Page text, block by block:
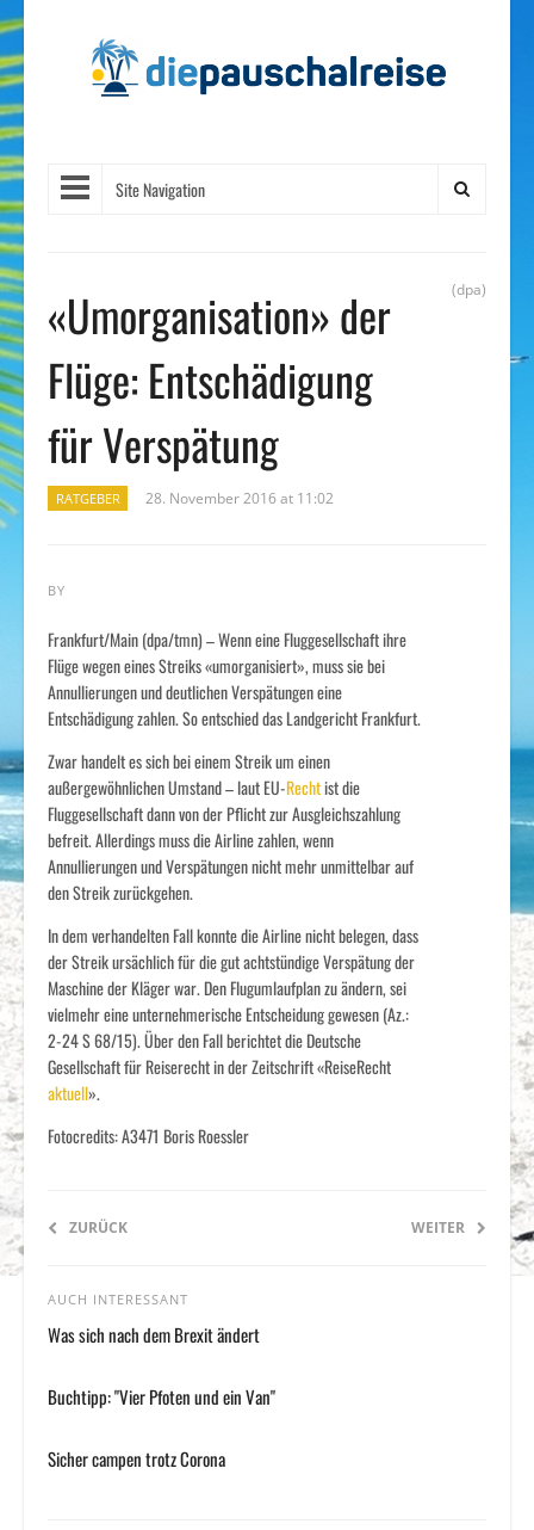
Site Navigation
«Umorganisation» der
Flüge: Entschädigung
für Verspätung
(dpa)
RATGEBER 28. November 2016 at 11:02
BY
Frankfurt/Main (dpa/tmn) – Wenn eine Fluggesellschaft ihre
Flüge wegen eines Streiks «umorganisiert», muss sie bei
Annullierungen und deutlichen Verspätungen eine
Entschädigung zahlen. So entschied das Landgericht Frankfurt.
Zwar handelt es sich bei einem Streik um einen
außergewöhnlichen Umstand – laut EU-Rechtist die
Fluggesellschaft dann von der Pflicht zur Ausgleichszahlung
befreit. Allerdings muss die Airline zahlen, wenn
Annullierungen und Verspätungen nicht mehr unmittelbar auf
den Streik zurückgehen.
In dem verhandelten Fall konnte die Airline nicht belegen, dass
der Streik ursächlich für die gut achtstündige Verspätung der
Maschine der Kläger war. Den Flugumlaufplan zu ändern, sei
vielmehr eine unternehmerische Entscheidung gewesen (Az.:
2-24 S 68/15). Über den Fall berichtet die Deutsche
Gesellschaft für Reiserecht in der Zeitschrift «ReiseRecht
aktuell».
Fotocredits: A3471 Boris Roessler
ZURÜCK WEITER
AUCH INTERESSANT
Was sich nach dem Brexit ändert
Buchtipp: "Vier Pfoten und ein Van"
Sicher campen trotz Corona